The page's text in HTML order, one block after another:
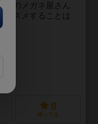
たのメガネ屋さん
ススメすることは
8
持ってる